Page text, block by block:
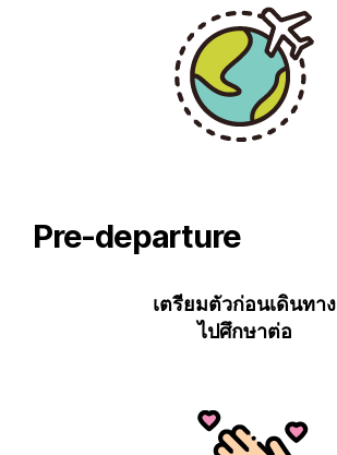
Pre-departure
เตรียมตัวก่อนเดินทาง
ไปศึกษาต่อ